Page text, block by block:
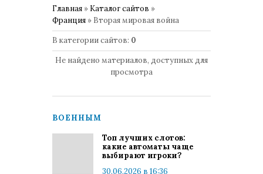
Главная » Каталог сайтов »
Франция » Вторая мировая война
В категории сайтов: 0
Не найдено материалов, доступных для
просмотра
ВОЕННЫМ
Топ лучших слотов:
какие автоматы чаще
выбирают игроки?
30.06.2026 в 16:36